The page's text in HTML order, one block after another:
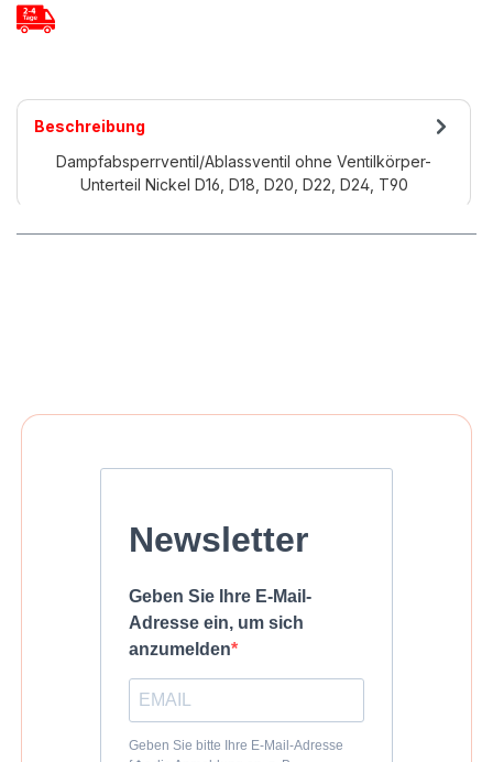
Beschreibung
Dampfabsperrventil/Ablassventil ohne Ventilkörper-
Unterteil Nickel D16, D18, D20, D22, D24, T90
Newsletter
Geben Sie Ihre E-Mail-
Adresse ein, um sich
anzumelden
Geben Sie bitte Ihre E-Mail-Adresse